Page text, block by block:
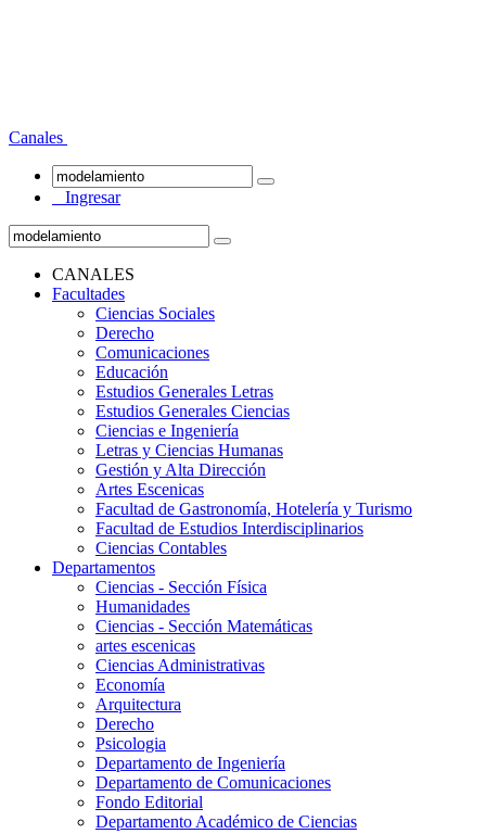
Canales
Ingresar
CANALES
Facultades
Ciencias Sociales
Derecho
Comunicaciones
Educación
Estudios Generales Letras
Estudios Generales Ciencias
Ciencias e Ingeniería
Letras y Ciencias Humanas
Gestión y Alta Dirección
Artes Escenicas
Facultad de Gastronomía, Hotelería y Turismo
Facultad de Estudios Interdisciplinarios
Ciencias Contables
Departamentos
Ciencias - Sección Física
Humanidades
Ciencias - Sección Matemáticas
artes escenicas
Ciencias Administrativas
Economía
Arquitectura
Derecho
Psicologia
Departamento de Ingeniería
Departamento de Comunicaciones
Fondo Editorial
Departamento Académico de Ciencias